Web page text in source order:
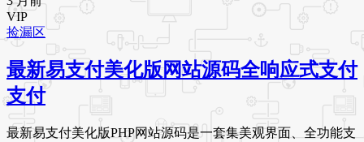
VIP
捡漏区
最新易支付美化版网站源码全响应式支付
支付
最新易支付美化版PHP网站源码是一套集美观界面、全功能支